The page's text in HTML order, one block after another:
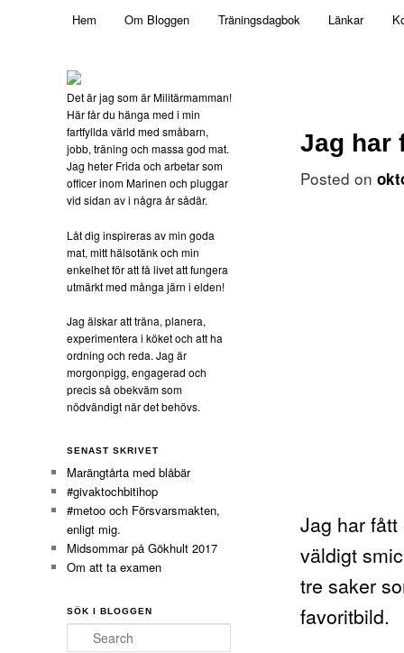
Militärmamman
Skip to primary content
Hem Om Bloggen Träningsdagbok Länkar
Jag har
Posted on
Jag har
väldigt
tre saker
favoritbild.
Det är jag som är Militärmamman!
Här får du hänga med i min
fartfyllda värld med småbarn,
jobb, träning och massa god mat.
Jag heter Frida och arbetar som
officer inom Marinen och pluggar
vid sidan av i några år sådär.
Låt dig inspireras av min goda
mat, mitt hälsotänk och min
enkelhet för att få livet att fungera
utmärkt med många järn i elden!
Jag älskar att träna, planera,
experimentera i köket och att ha
ordning och reda. Jag är
morgonpigg, engagerad och
precis så obekväm som
nödvändigt när det behövs.
SENAST SKRIVET
Marängtårta med blåbär
#givaktochbitihop
#metoo och Försvarsmakten,
enligt mig.
Midsommar på Gökhult 2017
Om att ta examen
SÖK I BLOGGEN
Search